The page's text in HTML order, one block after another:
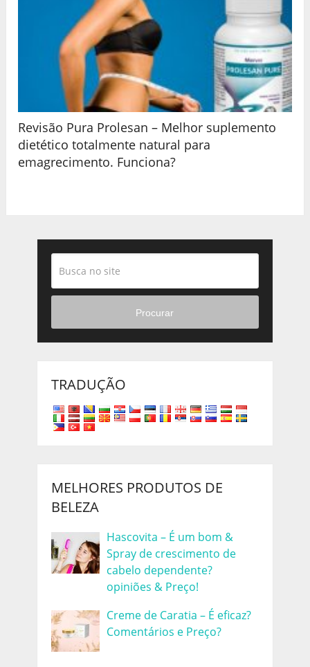
Revisão Pura Prolesan – Melhor suplemento
dietético totalmente natural para
emagrecimento. Funciona?
Procurar
TRADUÇÃO
MELHORES PRODUTOS DE
BELEZA
Hascovita – É um bom &
Spray de crescimento de
cabelo dependente?
opiniões & Preço!
Creme de Caratia – É eficaz?
Comentários e Preço?